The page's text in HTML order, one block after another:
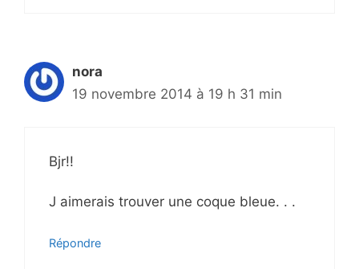
nora
19 novembre 2014 à 19 h 31 min
Bjr!!
J aimerais trouver une coque bleue. . .
Répondre